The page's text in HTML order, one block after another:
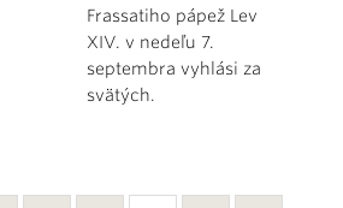
Frassatiho pápež Lev
XIV. v nedeľu 7.
septembra vyhlási za
svätých.